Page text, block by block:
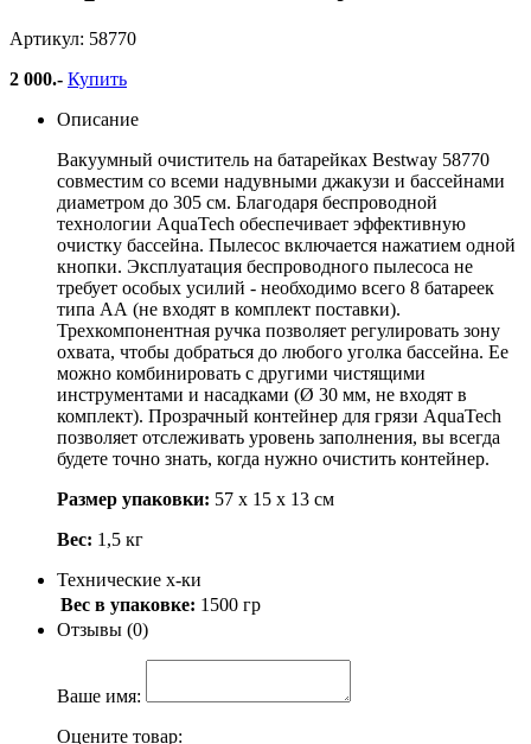
Артикул: 58770
2 000.- Купить
Описание
Вакуумный очиститель на батарейках Bestway 58770
совместим со всеми надувными джакузи и бассейнами
диаметром до 305 см. Благодаря беспроводной
технологии AquaTech обеспечивает эффективную
очистку бассейна. Пылесос включается нажатием одной
кнопки. Эксплуатация беспроводного пылесоса не
требует особых усилий - необходимо всего 8 батареек
типа АА (не входят в комплект поставки).
Трехкомпонентная ручка позволяет регулировать зону
охвата, чтобы добраться до любого уголка бассейна. Ее
можно комбинировать с другими чистящими
инструментами и насадками (Ø 30 мм, не входят в
комплект). Прозрачный контейнер для грязи AquaTech
позволяет отслеживать уровень заполнения, вы всегда
будете точно знать, когда нужно очистить контейнер.
Размер упаковки: 57 х 15 х 13 см
Вес: 1,5 кг
Технические х-ки
Вес в упаковке: 1500 гр
Отзывы (0)
Ваше имя:
Оцените товар: